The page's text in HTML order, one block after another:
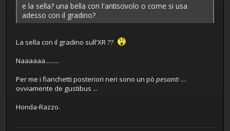
e la sella? una bella con l'antiscivolo o come si usa
adesso con il gradino?
La sella con il gradino sull'XR ??
Naaaaaa.........
Per me i fianchetti posteriori neri sono un pò pesanti....
ovviamente de gustibus ...
Honda-Razzo.